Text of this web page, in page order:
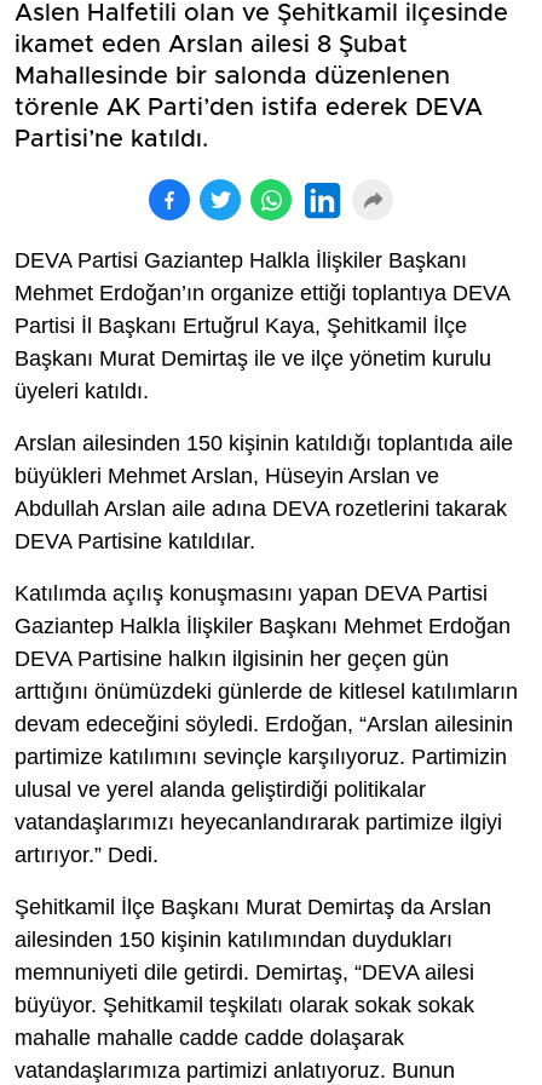
Aslen Halfetili olan ve Şehitkamil ilçesinde
ikamet eden Arslan ailesi 8 Şubat
Mahallesinde bir salonda düzenlenen
törenle AK Parti’den istifa ederek DEVA
Partisi’ne katıldı.
DEVA Partisi Gaziantep Halkla İlişkiler Başkanı
Mehmet Erdoğan’ın organize ettiği toplantıya DEVA
Partisi İl Başkanı Ertuğrul Kaya, Şehitkamil İlçe
Başkanı Murat Demirtaş ile ve ilçe yönetim kurulu
üyeleri katıldı.
Arslan ailesinden 150 kişinin katıldığı toplantıda aile
büyükleri Mehmet Arslan, Hüseyin Arslan ve
Abdullah Arslan aile adına DEVA rozetlerini takarak
DEVA Partisine katıldılar.
Katılımda açılış konuşmasını yapan DEVA Partisi
Gaziantep Halkla İlişkiler Başkanı Mehmet Erdoğan
DEVA Partisine halkın ilgisinin her geçen gün
arttığını önümüzdeki günlerde de kitlesel katılımların
devam edeceğini söyledi. Erdoğan, “Arslan ailesinin
partimize katılımını sevinçle karşılıyoruz. Partimizin
ulusal ve yerel alanda geliştirdiği politikalar
vatandaşlarımızı heyecanlandırarak partimize ilgiyi
artırıyor.” Dedi.
Şehitkamil İlçe Başkanı Murat Demirtaş da Arslan
ailesinden 150 kişinin katılımından duydukları
memnuniyeti dile getirdi. Demirtaş, “DEVA ailesi
büyüyor. Şehitkamil teşkilatı olarak sokak sokak
mahalle mahalle cadde cadde dolaşarak
vatandaşlarımıza partimizi anlatıyoruz. Bunun